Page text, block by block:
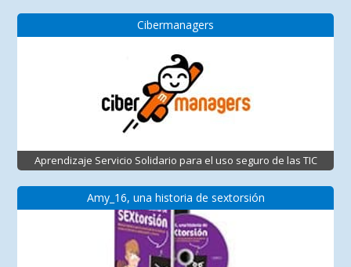
Cibermanagers
Aprendizaje Servicio Solidario para el uso seguro de las TIC
Amy_16, una historia de sextorsión